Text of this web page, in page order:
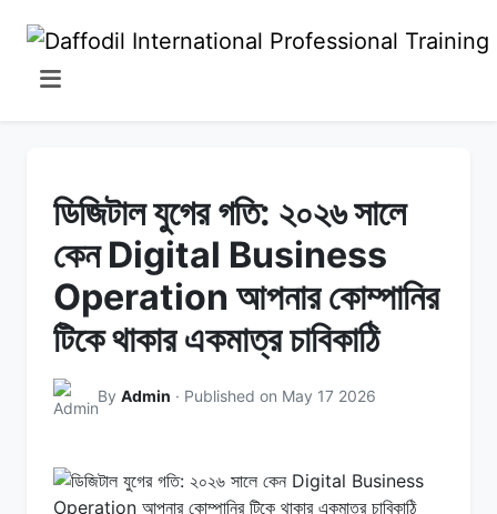
ডিজিটাল যুগের গতি: ২০২৬ সালে
কেন Digital Business
Operation আপনার কোম্পানির
টিকে থাকার একমাত্র চাবিকাঠি
By Admin · Published on May 17 2026